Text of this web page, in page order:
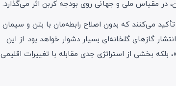
در مقیاس ملی و جهانی روی بودجه کربن اثر می‌گذارد.
معمارانی مثل سارا واکر از Vectorworks تأکید می‌کنند که بدون اصلاح رابطه‌مان با بتن و سیمان
گازهای گلخانه‌ای بسیار دشوار خواهد بود. از این
بخشی از استراتژی جدی مقابله با تغییرات اقلیمی